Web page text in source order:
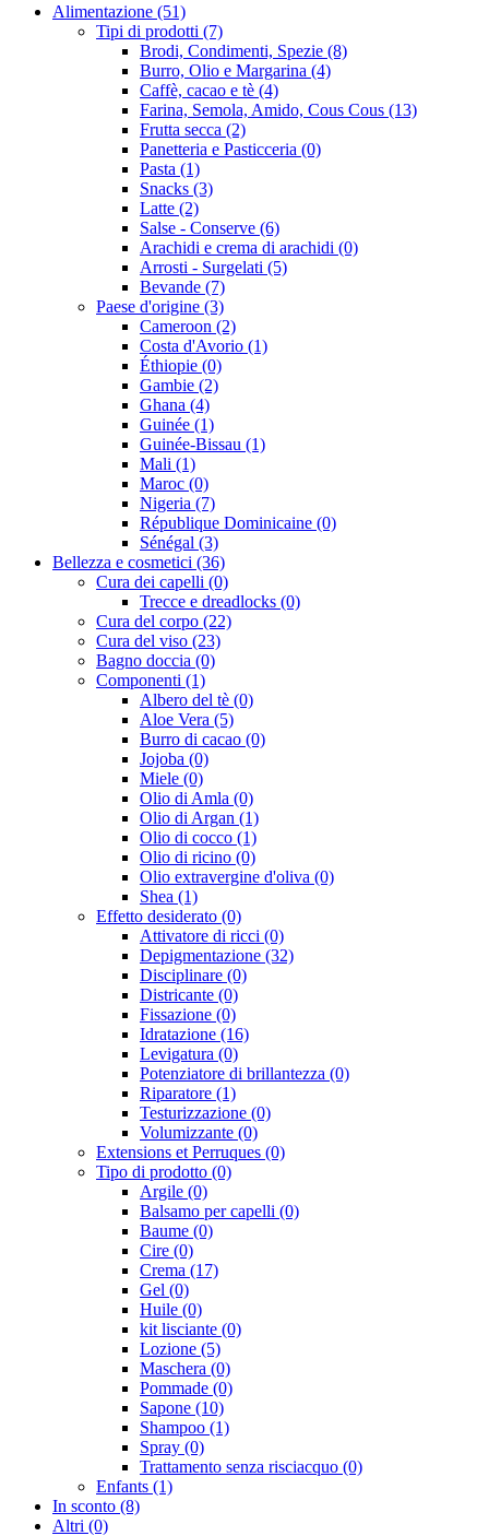
Alimentazione (51)
Tipi di prodotti (7)
Brodi, Condimenti, Spezie (8)
Burro, Olio e Margarina (4)
Caffè, cacao e tè (4)
Farina, Semola, Amido, Cous Cous (13)
Frutta secca (2)
Panetteria e Pasticceria (0)
Pasta (1)
Snacks (3)
Latte (2)
Salse - Conserve (6)
Arachidi e crema di arachidi (0)
Arrosti - Surgelati (5)
Bevande (7)
Paese d'origine (3)
Cameroon (2)
Costa d'Avorio (1)
Éthiopie (0)
Gambie (2)
Ghana (4)
Guinée (1)
Guinée-Bissau (1)
Mali (1)
Maroc (0)
Nigeria (7)
République Dominicaine (0)
Sénégal (3)
Bellezza e cosmetici (36)
Cura dei capelli (0)
Trecce e dreadlocks (0)
Cura del corpo (22)
Cura del viso (23)
Bagno doccia (0)
Componenti (1)
Albero del tè (0)
Aloe Vera (5)
Burro di cacao (0)
Jojoba (0)
Miele (0)
Olio di Amla (0)
Olio di Argan (1)
Olio di cocco (1)
Olio di ricino (0)
Olio extravergine d'oliva (0)
Shea (1)
Effetto desiderato (0)
Attivatore di ricci (0)
Depigmentazione (32)
Disciplinare (0)
Districante (0)
Fissazione (0)
Idratazione (16)
Levigatura (0)
Potenziatore di brillantezza (0)
Riparatore (1)
Testurizzazione (0)
Volumizzante (0)
Extensions et Perruques (0)
Tipo di prodotto (0)
Argile (0)
Balsamo per capelli (0)
Baume (0)
Cire (0)
Crema (17)
Gel (0)
Huile (0)
kit lisciante (0)
Lozione (5)
Maschera (0)
Pommade (0)
Sapone (10)
Shampoo (1)
Spray (0)
Trattamento senza risciacquo (0)
Enfants (1)
In sconto (8)
Altri (0)